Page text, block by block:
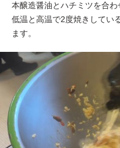
本醸造醤油とハチミツを合わ
低温と高温で2度焼きしてい
ます。